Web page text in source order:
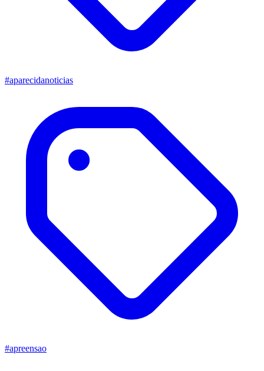
#aparecidanoticias
#apreensao